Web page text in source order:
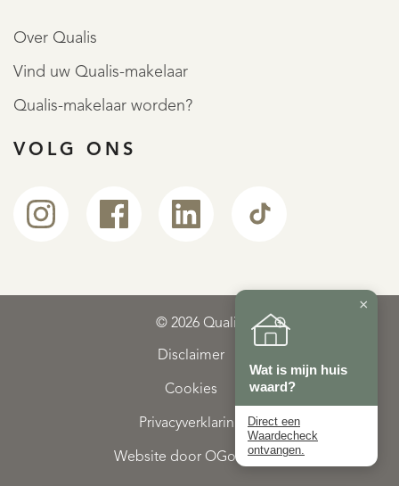
entrance, and the first and second floors are also
connected by an internal staircase.
(approx. 50 m2). It is equipped with planters connected to
enjoy a green oasis all year round without any worries.
There are two balconies on the second floor: the front
balcony overlooks the Prinsengracht and the balcony at
the quiet rear offers a lovely covered outdoor seating area.
These floors have two separate toilets, a pantry and a fully
Over Qualis
Vind uw Qualis-makelaar
Qualis-makelaar worden?
VOLG ONS
© 2026 Qualis
Disclaimer
Cookies
Privacyverklaring
Website door OGonline
×
Wat is mijn huis
waard?
Direct een
Waardecheck
ontvangen.